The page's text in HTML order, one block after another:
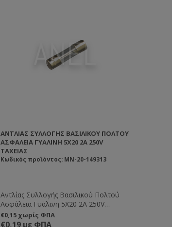
ΑΝΤΛΊΑΣ ΣΥΛΛΟΓΉΣ ΒΑΣΙΛΙΚΟΎ ΠΟΛΤΟΎ
ΑΣΦΆΛΕΙΑ ΓΥΆΛΙΝΗ 5Χ20 2Α 250V
ΤΑΧΕΊΑΣ
Κωδικός προϊόντος: MN-20-149313
Αντλίας Συλλογής Βασιλικού Πολτού
Ασφάλεια Γυάλινη 5Χ20 2Α 250V
Ταχείας
€0,15 χωρίς ΦΠΑ
€0,19 με ΦΠΑ